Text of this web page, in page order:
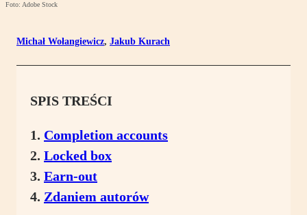
Foto: Adobe Stock
Michał Wołangiewicz, Jakub Kurach
SPIS TREŚCI
Completion accounts
Locked box
Earn-out
Zdaniem autorów